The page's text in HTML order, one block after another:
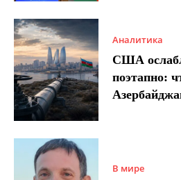
Аналитика
США
поэтапно:
В мире